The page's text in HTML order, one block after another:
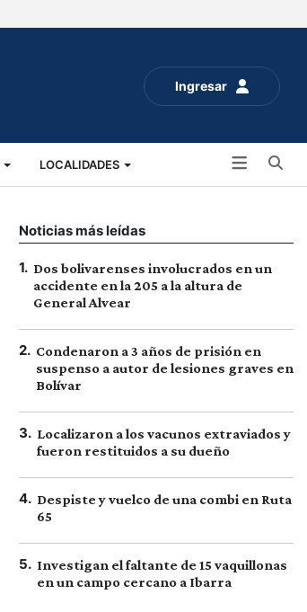
Ingresar
LOCALIDADES
Noticias más leídas
1. Dos bolivarenses involucrados en un
accidente en la 205 a la altura de
General Alvear
2. Condenaron a 3 años de prisión en
suspenso a autor de lesiones graves en
Bolívar
3. Localizaron a los vacunos extraviados y
fueron restituidos a su dueño
4. Despiste y vuelco de una combi en Ruta
65
5. Investigan el faltante de 15 vaquillonas
en un campo cercano a Ibarra